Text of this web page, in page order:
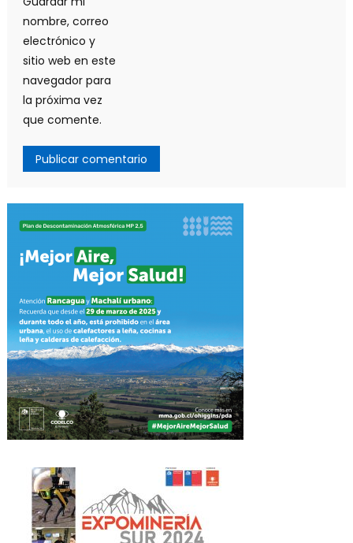
nombre, correo
electrónico y
sitio web en este
navegador para
la próxima vez
que comente.